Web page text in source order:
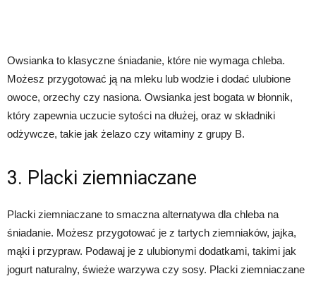
Owsianka to klasyczne śniadanie, które nie wymaga chleba.
Możesz przygotować ją na mleku lub wodzie i dodać ulubione
owoce, orzechy czy nasiona. Owsianka jest bogata w błonnik,
który zapewnia uczucie sytości na dłużej, oraz w składniki
odżywcze, takie jak żelazo czy witaminy z grupy B.
3. Placki ziemniaczane
Placki ziemniaczane to smaczna alternatywa dla chleba na
śniadanie. Możesz przygotować je z tartych ziemniaków, jajka,
mąki i przypraw. Podawaj je z ulubionymi dodatkami, takimi jak
jogurt naturalny, świeże warzywa czy sosy. Placki ziemniaczane